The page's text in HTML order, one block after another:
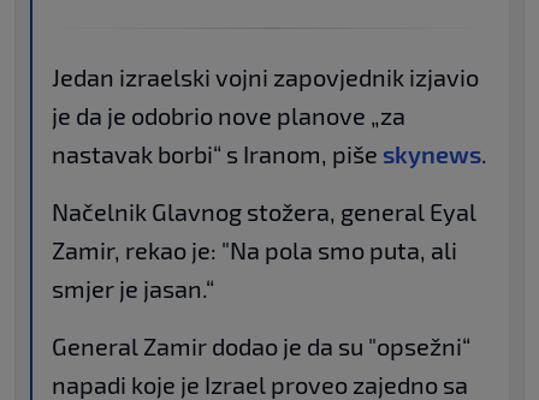
Jedan izraelski vojni zapovjednik izjavio
je da je odobrio nove planove „za
nastavak borbi“ s Iranom, piše skynews
Načelnik Glavnog stožera, general Eyal
Zamir, rekao je: "Na pola smo puta, ali
smjer je jasan.“
General Zamir dodao je da su "opsežni“
napadi koje je Izrael proveo zajedno sa